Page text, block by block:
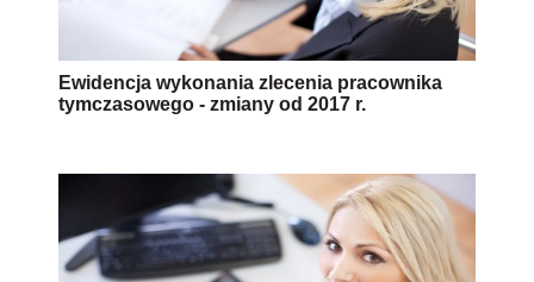
Ewidencja wykonania zlecenia pracownika
tymczasowego - zmiany od 2017 r.